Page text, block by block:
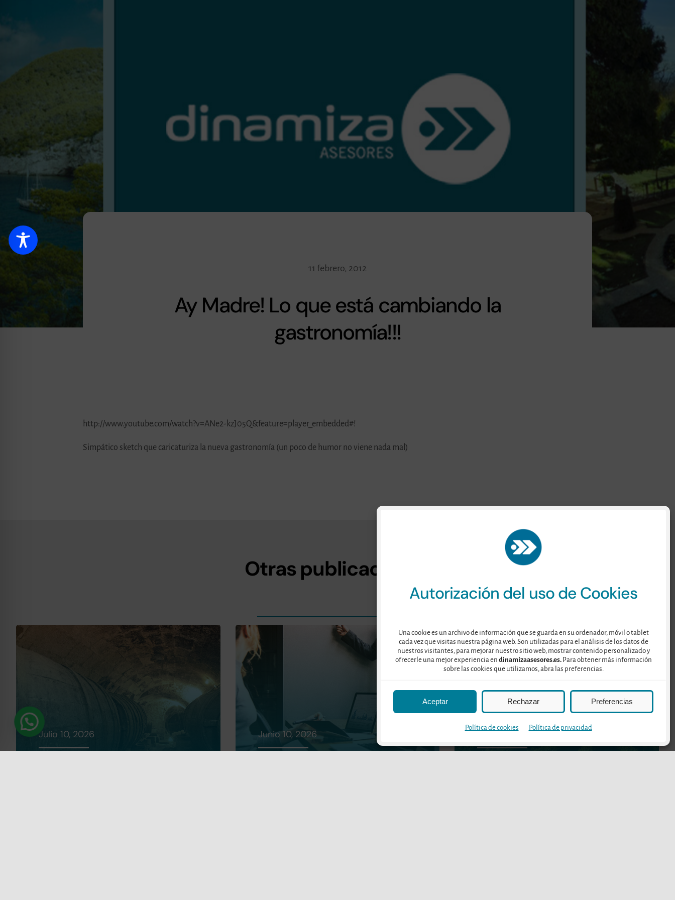
Autorización del uso de Cookies
Una cookie es un archivo de información que se guarda en su ordenador, móvil o tablet
cada vez que visitas nuestra página web. Son utilizadas para el análisis de los datos de
nuestros visitantes, para mejorar nuestro sitio web, mostrar contenido personalizado y
ofrecerle una mejor experiencia en dinamizaasesores.es.Para obtener más información
sobre las cookies que utilizamos, abra las preferencias.
Aceptar Rechazar Preferencias
Política de cookies Política de privacidad
11 febrero, 2012
Ay Madre! Lo que está cambiando la
gastronomía!!!
http://www.youtube.com/watch?v=ANe2-kzJ05Q&feature=player_embedded#!
Simpático sketch que caricaturiza la nueva gastronomía (un poco de humor no viene nada mal)
Otras publicaciones
Julio 10, 2026 Junio 10, 2026 Mayo 26, 2026